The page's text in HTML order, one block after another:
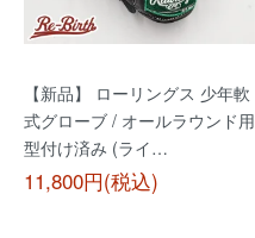
【新品】 ローリングス 少年軟
式グローブ / オールラウンド用
型付け済み (ライ…
11,800円(税込)